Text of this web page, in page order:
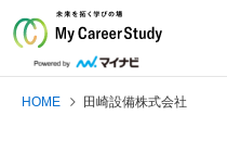
HOME 田崎設備株式会社